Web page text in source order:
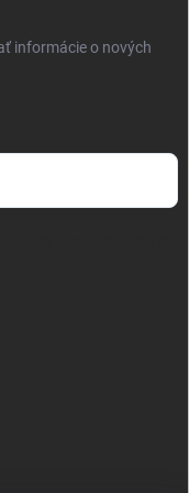
informácie o nových